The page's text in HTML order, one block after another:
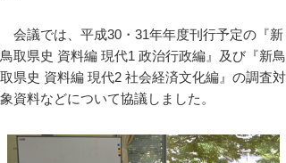
会議では、平成30・31年年度刊行予定の『新
鳥取県史 資料編 現代1 政治行政編』及び『新鳥
取県史 資料編 現代2 社会経済文化編』の調査対
象資料などについて協議しました。